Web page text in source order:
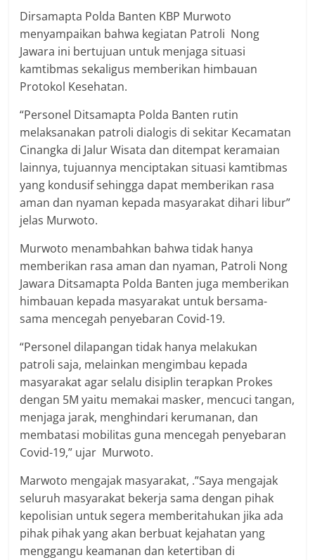
Dirsamapta Polda Banten KBP Murwoto
menyampaikan bahwa kegiatan Patroli Nong
Jawara ini bertujuan untuk menjaga situasi
kamtibmas sekaligus memberikan himbauan
Protokol Kesehatan.
“Personel Ditsamapta Polda Banten rutin
melaksanakan patroli dialogis di sekitar Kecamatan
Cinangka di Jalur Wisata dan ditempat keramaian
lainnya, tujuannya menciptakan situasi kamtibmas
yang kondusif sehingga dapat memberikan rasa
aman dan nyaman kepada masyarakat dihari libur”
jelas Murwoto.
Murwoto menambahkan bahwa tidak hanya
memberikan rasa aman dan nyaman, Patroli Nong
Jawara Ditsamapta Polda Banten juga memberikan
himbauan kepada masyarakat untuk bersama-
sama mencegah penyebaran Covid-19.
“Personel dilapangan tidak hanya melakukan
patroli saja, melainkan mengimbau kepada
masyarakat agar selalu disiplin terapkan Prokes
dengan 5M yaitu memakai masker, mencuci tangan,
menjaga jarak, menghindari kerumanan, dan
membatasi mobilitas guna mencegah penyebaran
Covid-19,” ujar Murwoto.
Marwoto mengajak masyarakat, .”Saya mengajak
seluruh masyarakat bekerja sama dengan pihak
kepolisian untuk segera memberitahukan jika ada
pihak pihak yang akan berbuat kejahatan yang
menggangu keamanan dan ketertiban di